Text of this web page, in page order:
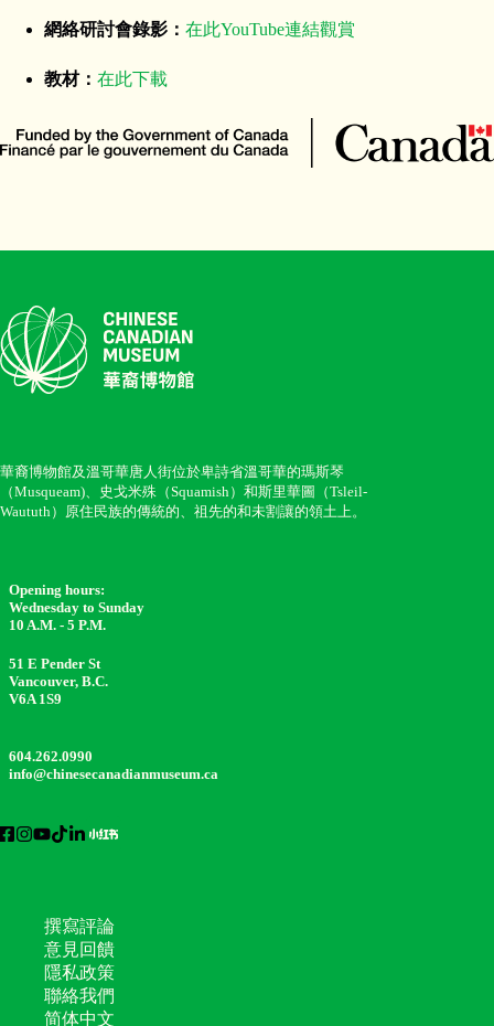
網絡研討會錄影： 在此YouTube連結觀賞
教材： 在此下載
華裔博物館及溫哥華唐人街位於卑詩省溫哥華的瑪斯琴
（Musqueam)、史戈米殊（Squamish）和斯里華圖（Tsleil-
Waututh）原住民族的傳統的、祖先的和未割讓的領土上。
Opening hours:
Wednesday to Sunday
10 A.M. - 5 P.M.
51 E Pender St
Vancouver, B.C.
V6A 1S9
604.262.0990
info@chinesecanadianmuseum.ca
撰寫評論
意見回饋
隱私政策
聯絡我們
简体中文